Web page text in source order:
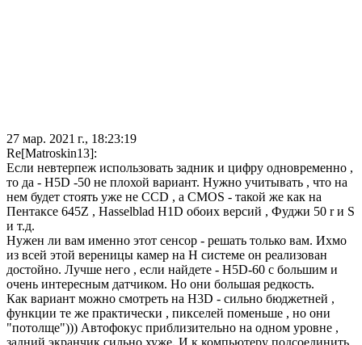
27 мар. 2021 г., 18:23:19
Re[Matroskin13]:
Если невтерпеж использовать задник и цифру одновременно ,
то да - H5D -50 не плохой вариант. Нужно учитывать , что на
нем будет стоять уже не CCD , а CMOS - такой же как на
Пентаксе 645Z , Hasselblad H1D обоих версий , Фуджи 50 r и S
и т.д.
Нужен ли вам именно этот сенсор - решать только вам. Ихмо
из всей этой вереницы камер на H системе он реализован
достойно. Лучше него , если найдете - H5D-60 с большим и
очень интересным датчиком. Но они большая редкость.
Как вариант можно смотреть на H3D - сильно бюджетней ,
функции те же практически , пикселей поменьше , но они
"потолще"))) Автофокус приблизительно на одном уровне ,